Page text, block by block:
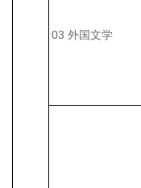
03 外国文学